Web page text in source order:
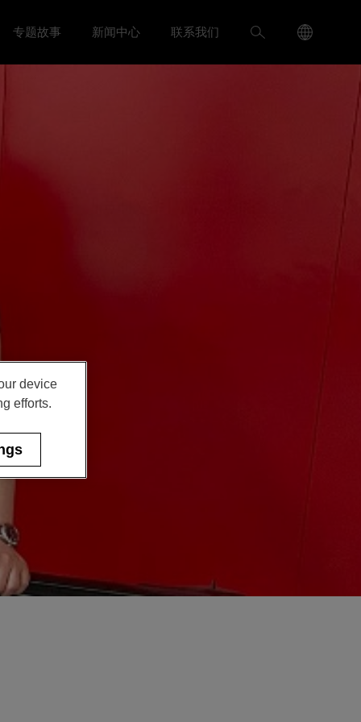
们 menu
专题故事 Toggle 新闻中心 menu
新闻中心 联系我们
搜
Language
Menu
device
efforts.